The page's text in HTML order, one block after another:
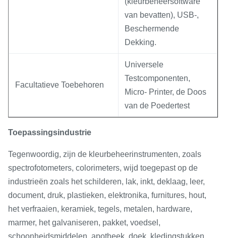
van bevatten), USB-,
Beschermende
Dekking.
Facultatieve Toebehoren
Universele
Testcomponenten,
Micro- Printer, de Doos
van de Poedertest
Toepassingsindustrie
Tegenwoordig, zijn de kleurbeheerinstrumenten, zoals
spectrofotometers, colorimeters, wijd toegepast op de
industrieën zoals het schilderen, lak, inkt, deklaag, leer,
document, druk, plastieken, elektronika, furnitures, hout,
het verfraaien, keramiek, tegels, metalen, hardware,
marmer, het galvaniseren, pakket, voedsel,
schoonheidsmiddelen, apotheek, doek, kledingstukken,